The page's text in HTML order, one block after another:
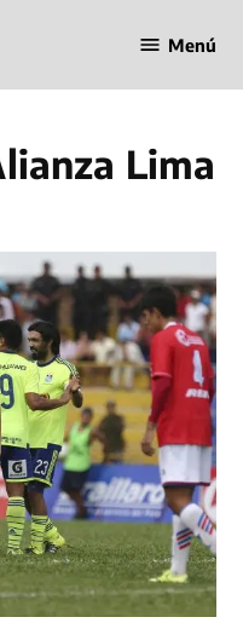
Menú
Lima